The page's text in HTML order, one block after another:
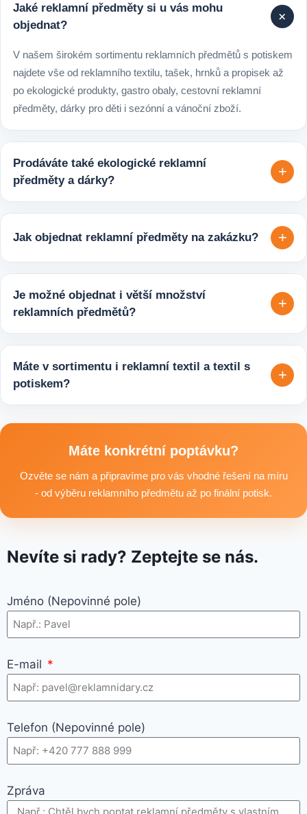
Jaké reklamní předměty si u vás mohu
objednat?
+
V našem širokém sortimentu reklamních předmětů s potiskem
najdete vše od reklamního textilu, tašek, hrnků a propisek až
po ekologické produkty, gastro obaly, cestovní reklamní
předměty, dárky pro děti i sezónní a vánoční zboží.
Prodáváte také ekologické reklamní
předměty a dárky?
+
reklamních předmětů. K dispozici jsou i ekologicky udržitelné
varianty, které jsou vhodné pro firmy, jež chtějí spojit svojí
propagaci s odpovědným přístupem k životnímu prostředí.
Jak objednat reklamní předměty na zakázku? +
počtem kusů a představou o potisku. Následně si s vámi
upřesníme doplňující detaily, doporučíme vhodné varianty
Je možné objednat i větší množství
reklamních předmětů?
+
tisíců kusů pro firmy, eventy, gastro provozy nebo dlouhodobé
reklamní kampaně. Připravíme ideální řešení podle rozpočtu,
Máte v sortimentu i reklamní textil a textil s
potiskem?
+
textilní produkty vhodné pro branding, promo akce i firemní
Máte konkrétní poptávku?
Ozvěte se nám a připravíme pro vás vhodné řešení na míru
- od výběru reklamního předmětu až po finální potisk.
Nevíte si rady? Zeptejte se nás.
Jméno (Nepovinné pole)
E-mail
Telefon (Nepovinné pole)
Zpráva